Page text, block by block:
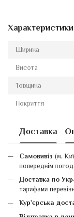
Характеристики
Ширина
Висота
Товщина
Покриття
Доставка
Самовивіз (м.
попереднім
Доставка по
тарифами
Кур'єрська